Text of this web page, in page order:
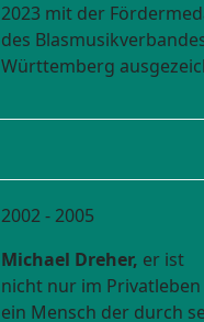
2023 mit der
des
Württemberg
2002 - 2005
Michael Dreher, er ist
nicht nur im Privatleben
ein Mensch der durch